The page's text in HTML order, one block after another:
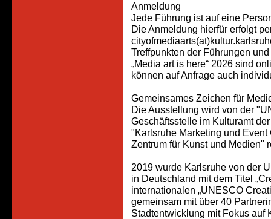
Anmeldung
Jede Führung ist auf eine
Die Anmeldung hierfür erfolgt
Treffpunkten der Führungen
„Media art is here“ 2026 sind
können auf Anfrage auch
Gemeinsames Zeichen für
Die Ausstellung wird von der
Geschäftsstelle im Kulturamt
"Karlsruhe Marketing und
Zentrum für Kunst und Medien"
2019 wurde Karlsruhe von der
in Deutschland mit dem Titel
internationalen „UNESCO
gemeinsam mit über 40
Stadtentwicklung mit Fokus auf